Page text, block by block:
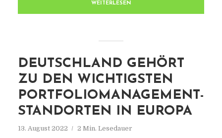
WEITERLESEN
DEUTSCHLAND GEHÖRT
ZU DEN WICHTIGSTEN
PORTFOLIOMANAGEMENT-
STANDORTEN IN EUROPA
13. August 2022 2 Min. Lesedauer